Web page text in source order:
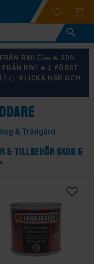
login
RW! 💥🚗🔥 20%
RW! 🔥⏳ FÖRST
👉 KLICKA HÄR OCH
& Trädgård
& TILLBEHÖR SKOG &